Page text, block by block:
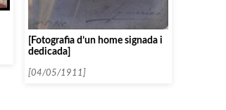
[Fotografia d’un home signada i
dedicada]
[04/05/1911]